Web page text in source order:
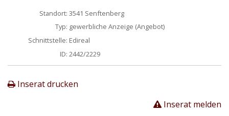
Standort: 3541 Senftenberg
Typ: gewerbliche Anzeige (Angebot)
Schnittstelle: Edireal
ID: 2442/2229
Inserat drucken
Inserat melden